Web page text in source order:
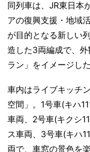
同列車は、JR東日本
アの復興支援・地域
が目的となる新しい
造した3両編成で、
ラン」をイメージし
車内はライブキッチ
空間」。1号車(キハ
車両、2号車(キクシ
ス車両、3号車(キハ
両で、車窓の景色を